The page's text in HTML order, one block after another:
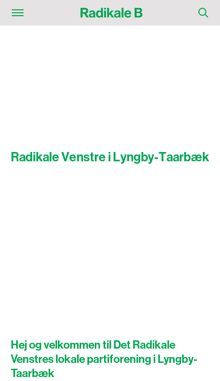
RadikaleVenstreiLyngby-Taarbæk
Hej og velkommen til Det Radikale
Venstres lokale partiforening i Lyngby-
Taarbæk